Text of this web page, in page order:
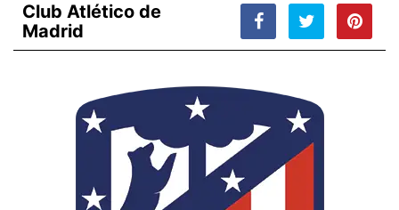
Club Atlético de
Madrid